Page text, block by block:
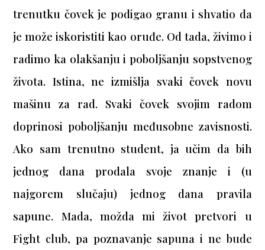
trenutku čovek je podigao granu i shvatio da
je može iskoristiti kao oruđe. Od tada, živimo i
radimo ka olakšanju i poboljšanju sopstvenog
života. Istina, ne izmišlja svaki čovek novu
mašinu za rad. Svaki čovek svojim radom
doprinosi poboljšanju međusobne zavisnosti.
Ako sam trenutno student, ja učim da bih
jednog dana prodala svoje znanje i (u
najgorem slučaju) jednog dana pravila
sapune. Mada, možda mi život pretvori u
Fight club, pa poznavanje sapuna i ne bude